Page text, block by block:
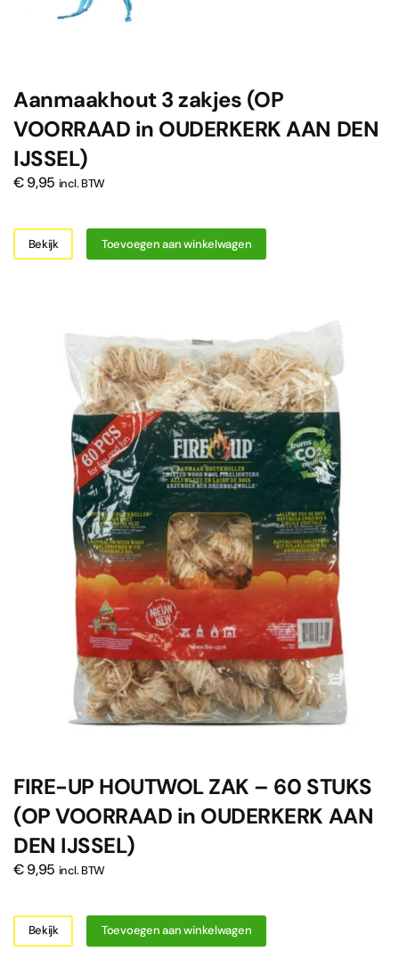
Aanmaakhout 3 zakjes (OP
VOORRAAD in OUDERKERK AAN DEN
IJSSEL)
€9,95 incl. BTW
Bekijk Toevoegen aan winkelwagen
FIRE-UP HOUTWOL ZAK – 60 STUKS
(OP VOORRAAD in OUDERKERK AAN
DEN IJSSEL)
€9,95 incl. BTW
Bekijk Toevoegen aan winkelwagen